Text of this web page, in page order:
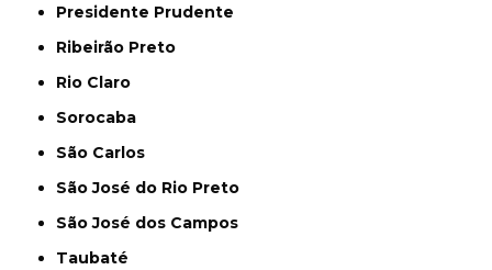
Presidente Prudente
Ribeirão Preto
Rio Claro
Sorocaba
São Carlos
São José do Rio Preto
São José dos Campos
Taubaté